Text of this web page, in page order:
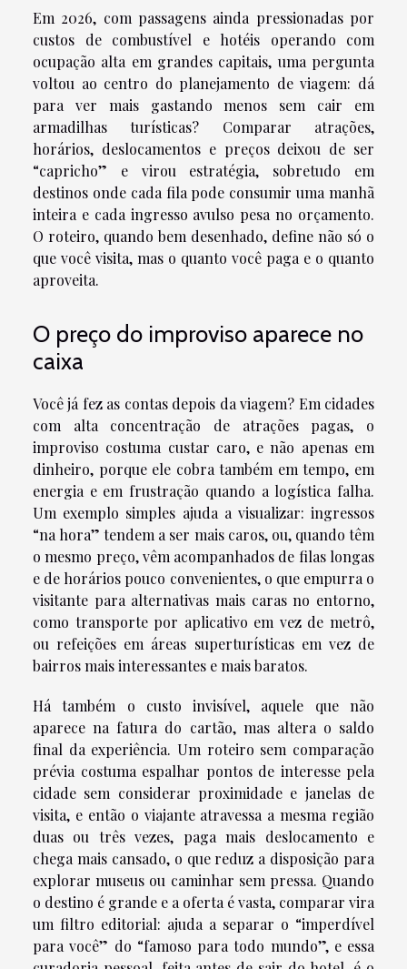
Em 2026, com passagens ainda pressionadas por
custos de combustível e hotéis operando com
ocupação alta em grandes capitais, uma pergunta
voltou ao centro do planejamento de viagem: dá
para ver mais gastando menos sem cair em
armadilhas turísticas? Comparar atrações,
horários, deslocamentos e preços deixou de ser
“capricho” e virou estratégia, sobretudo em
destinos onde cada fila pode consumir uma manhã
inteira e cada ingresso avulso pesa no orçamento.
O roteiro, quando bem desenhado, define não só o
que você visita, mas o quanto você paga e o quanto
aproveita.
O preço do improviso aparece no
caixa
Você já fez as contas depois da viagem? Em cidades
com alta concentração de atrações pagas, o
improviso costuma custar caro, e não apenas em
dinheiro, porque ele cobra também em tempo, em
energia e em frustração quando a logística falha.
Um exemplo simples ajuda a visualizar: ingressos
“na hora” tendem a ser mais caros, ou, quando têm
o mesmo preço, vêm acompanhados de filas longas
e de horários pouco convenientes, o que empurra o
visitante para alternativas mais caras no entorno,
como transporte por aplicativo em vez de metrô,
ou refeições em áreas superturísticas em vez de
bairros mais interessantes e mais baratos.
Há também o custo invisível, aquele que não
aparece na fatura do cartão, mas altera o saldo
final da experiência. Um roteiro sem comparação
prévia costuma espalhar pontos de interesse pela
cidade sem considerar proximidade e janelas de
visita, e então o viajante atravessa a mesma região
duas ou três vezes, paga mais deslocamento e
chega mais cansado, o que reduz a disposição para
explorar museus ou caminhar sem pressa. Quando
o destino é grande e a oferta é vasta, comparar vira
um filtro editorial: ajuda a separar o “imperdível
para você” do “famoso para todo mundo”, e essa